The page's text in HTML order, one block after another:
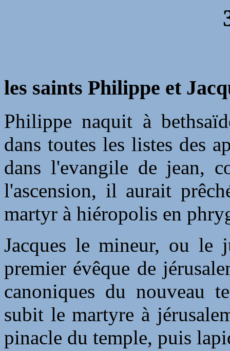
les saints Philippe et
Philippe naquit à
dans toutes les listes des
dans l'evangile de jean,
l'ascension, il aurait
martyr à hiéropolis en
Jacques le mineur, ou le
premier évêque de
canoniques du nouveau
subit le martyre à
pinacle du temple, puis